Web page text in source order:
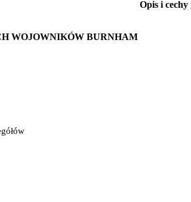
Opis i
WOJOWNIKÓW BURNHAM